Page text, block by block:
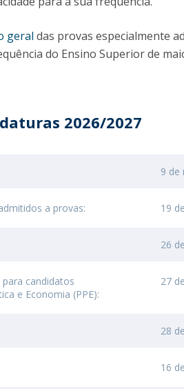
geral das provas especialmente
do Ensino Superior de
2026/2027
9 de
a provas: 19
26
candidatos
e Economia (PPE):
27
28
16